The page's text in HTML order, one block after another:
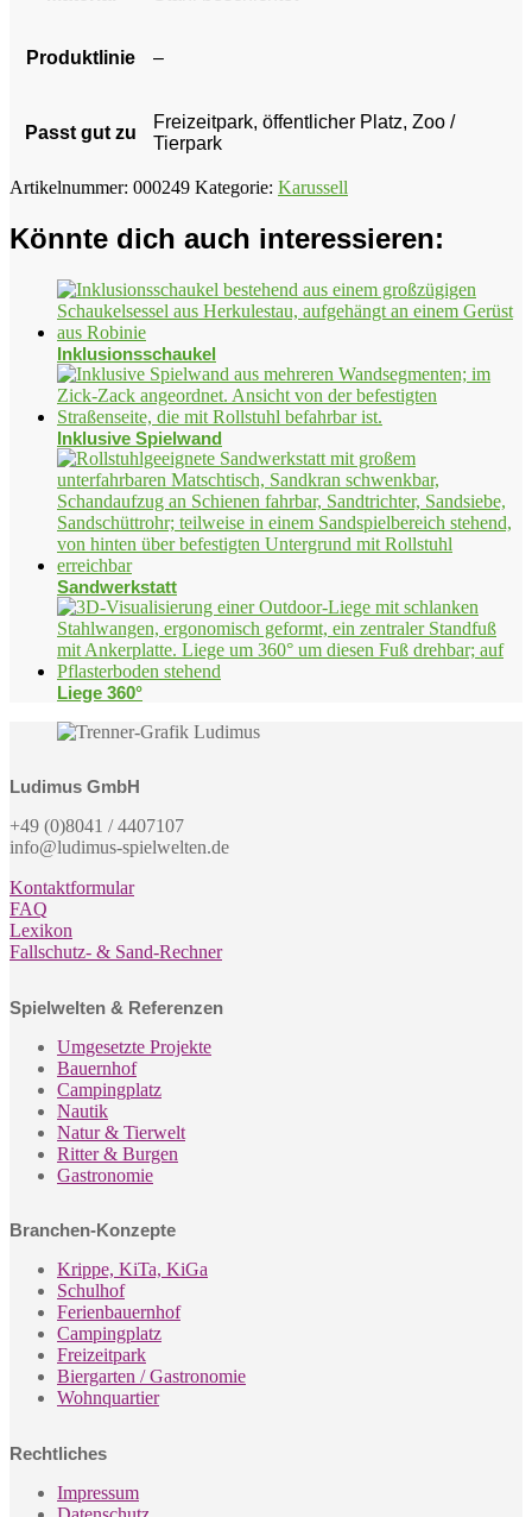
Produktlinie –
Passt gut zu
Freizeitpark, öffentlicher Platz, Zoo /
Tierpark
Artikelnummer: 000249 Kategorie: Karussell
Könnte dich auch interessieren:
Inklusionsschaukel
Inklusive Spielwand
Sandwerkstatt
Liege 360°
Ludimus GmbH
+49 (0)8041 / 4407107
info@ludimus-spielwelten.de
Kontaktformular
FAQ
Lexikon
Fallschutz- & Sand-Rechner
Spielwelten & Referenzen
Umgesetzte Projekte
Bauernhof
Campingplatz
Nautik
Natur & Tierwelt
Ritter & Burgen
Gastronomie
Branchen-Konzepte
Krippe, KiTa, KiGa
Schulhof
Ferienbauernhof
Campingplatz
Freizeitpark
Biergarten / Gastronomie
Wohnquartier
Rechtliches
Impressum